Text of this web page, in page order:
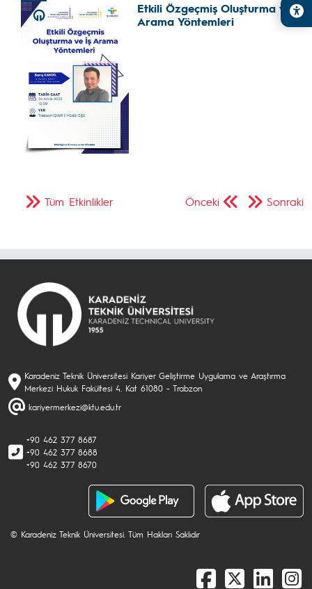
Etkili Özgeçmiş Oluşturma ve İş
Arama Yöntemleri
Önceki Sonraki
Tüm Etkinlikler
Karadeniz Teknik Üniversitesi Kariyer Geliştirme Uygulama ve Araştırma
Merkezi Hukuk Fakültesi 4. Kat 61080 - Trabzon
kariyermerkezi@ktu.edu.tr
+90 462 377 8687
+90 462 377 8688
+90 462 377 8670
© Karadeniz Teknik Üniversitesi. Tüm Hakları Saklıdır